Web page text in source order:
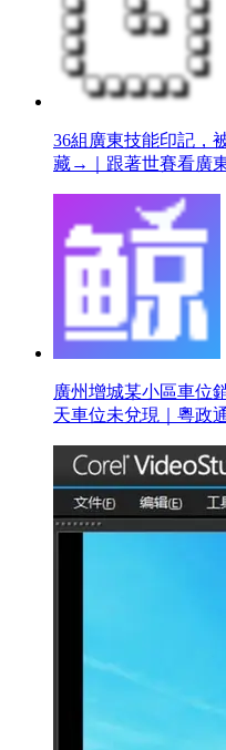
36組廣東技能印記，
藏→｜跟著世賽看廣
廣州增城某小區車位
天車位未兌現｜粵政